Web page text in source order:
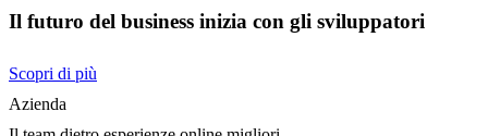
Il futuro del business inizia con gli sviluppatori
Scopri di più
Azienda